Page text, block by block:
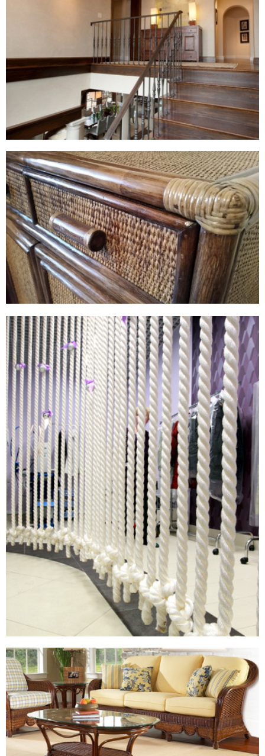
Обои Cosca Папирус Блю
5665,00 руб
Обои Cosca Арабеско Виво
11799,00 руб
Забор из тростника 2х3м. (однослойный)
4320,00 руб